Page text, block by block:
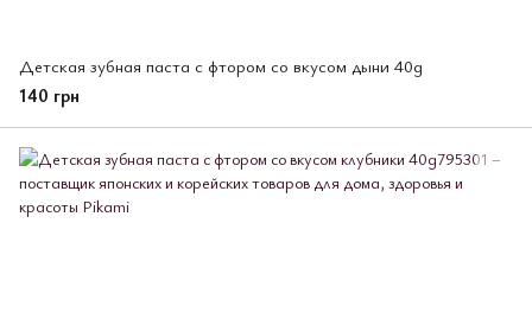
Детская зубная паста с фтором со вкусом дыни 40g
140 грн